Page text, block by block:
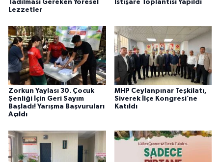
Tadılması Gereken Yöresel
Lezzetler
İstişare Toplantısı Yapıldı
Zorkun Yaylası 30. Çocuk
Şenliği İçin Geri Sayım
Başladı! Yarışma Başvuruları
Açıldı
MHP Ceylanpınar Teşkilatı,
Siverek İlçe Kongresi’ne
Katıldı